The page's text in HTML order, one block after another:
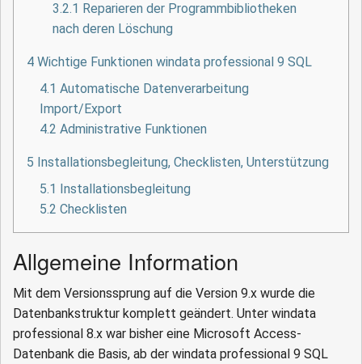
3.2.1 Reparieren der Programmbibliotheken
nach deren Löschung
4 Wichtige Funktionen windata professional 9 SQL
4.1 Automatische Datenverarbeitung
Import/Export
4.2 Administrative Funktionen
5 Installationsbegleitung, Checklisten, Unterstützung
5.1
Installationsbegleitung
5.2 Checklisten
Allgemeine Information
Mit dem Versionssprung auf die Version 9.x wurde die
Datenbankstruktur komplett geändert. Unter windata
professional 8.x war bisher eine Microsoft Access-
Datenbank die Basis, ab der windata professional 9 SQL